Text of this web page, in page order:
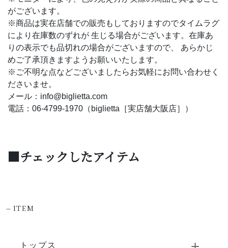
がございます。
※商品は実在店舗での販売もしておりますのでタイムラグ
により在庫数のずれが 生じる場合がございます。在庫あ
りの表示でも品切れの場合がございますので、 あらかじ
めご了承頂きますようお願いいたします。
※ご不明な点などございましたらお気軽にお問い合わせく
ださいませ。
メール：info@biglietta.com
電話：06-4799-1970（biglietta［実店舗大阪店］）
■チェックしたアイテム
-ITEM
トップス